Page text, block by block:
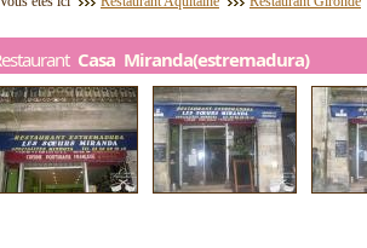
Casa Miranda(estremadura)